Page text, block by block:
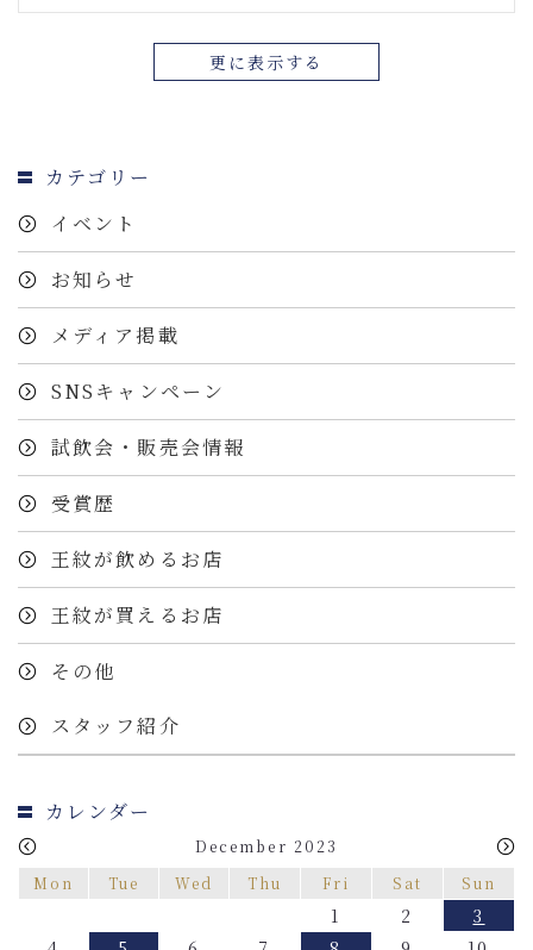
更に表示する
カテゴリー
イベント
お知らせ
メディア掲載
SNSキャンペーン
試飲会・販売会情報
受賞歴
王紋が飲めるお店
王紋が買えるお店
その他
スタッフ紹介
カレンダー
December 2023
Mon
Tue Wed Thu Fri Sat Sun
1 2
3